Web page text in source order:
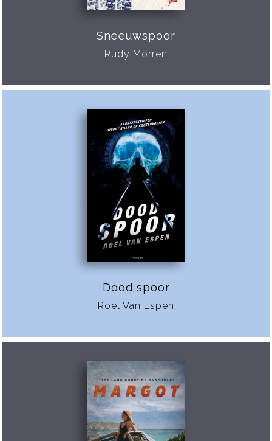
Sneeuwspoor
Rudy Morren
Dood spoor
Roel Van Espen